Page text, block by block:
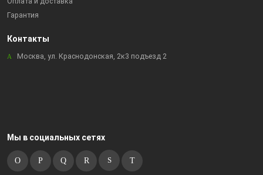
Бугульма, ул.Ленина, 145, ТЦ ЭССЕН
Лениногорск, ул.Кутузова, 9А, (БРИЗ)
Октябрьский, пр-кт Ленина, 59/1 (ВЕРБА)
Гарантия
Контакты
Москва, ул. Краснодонская, 2к3 подъезд 2
Мы в социальных сетях